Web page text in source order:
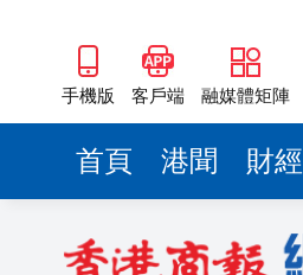
手機版 客戶端 融媒體矩陣
首頁 港聞 財經